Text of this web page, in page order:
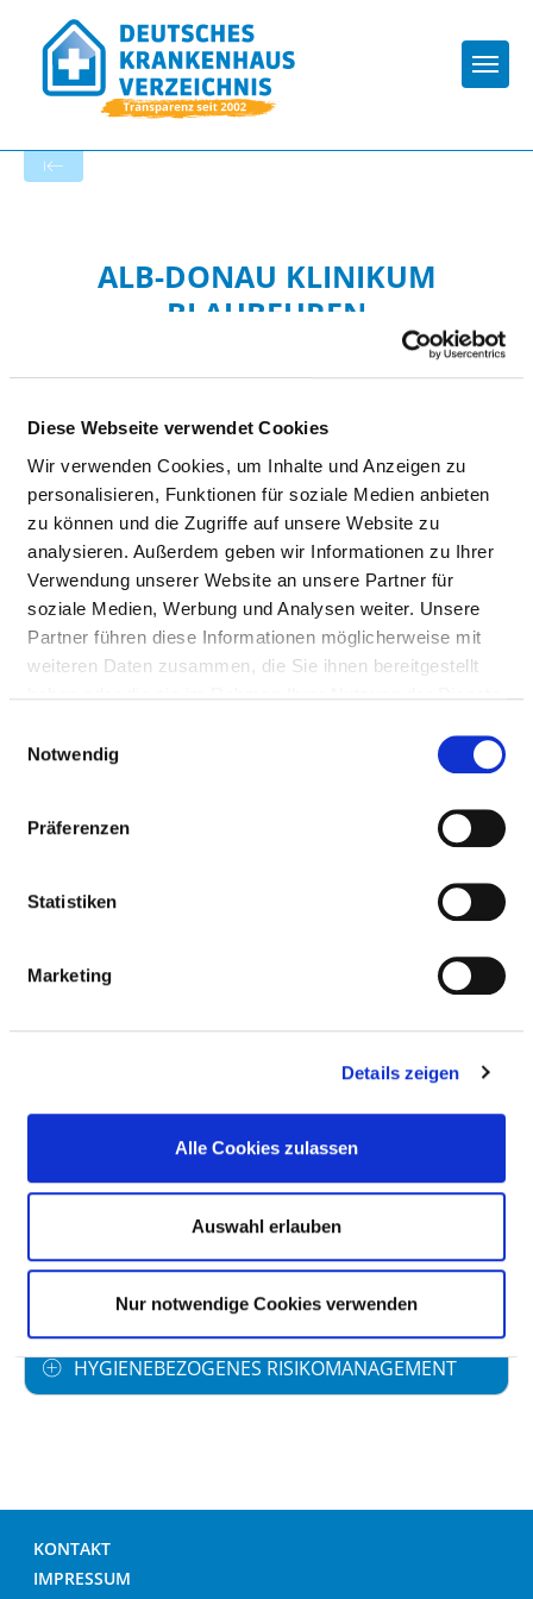
Diese Webseite verwendet Cookies
Wir verwenden Cookies, um Inhalte und Anzeigen zu
personalisieren, Funktionen für soziale Medien anbieten
zu können und die Zugriffe auf unsere Website zu
analysieren. Außerdem geben wir Informationen zu Ihrer
Verwendung unserer Website an unsere Partner für
soziale Medien, Werbung und Analysen weiter. Unsere
Partner führen diese Informationen möglicherweise mit
weiteren Daten zusammen, die Sie ihnen bereitgestellt
Notwendig
Präferenzen
Statistiken
Marketing
Details zeigen
Alle Cookies zulassen
Auswahl erlauben
Nur notwendige Cookies verwenden
ALB-DONAU KLINIKUM
BLAUBEUREN
HYGIENE
HYGIENEBEAUFTRAGTE/R
Ein/e Hygienebeauftragte/r wurde nicht
MASSNAHMEN
UMGANG MIT WUNDEN
HÄNDEDESINFEKTION
UMGANG MIT MRE /MRSA
HYGIENEBEZOGENES RISIKOMANAGEMENT
KONTAKT
IMPRESSUM